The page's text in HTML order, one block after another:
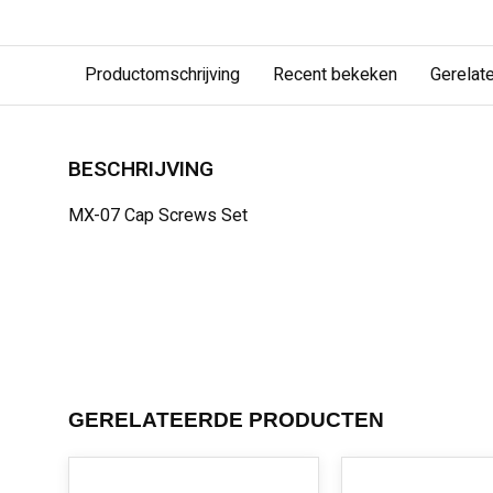
Productomschrijving Recent bekeken
BESCHRIJVING
MX-07 Cap Screws Set
GERELATEERDE PRODUCTEN